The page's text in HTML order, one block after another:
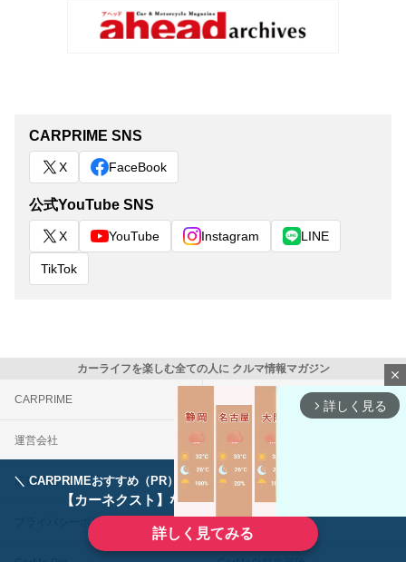
＼ CARPRIMEおすすめ（PR） ／ディーラーで手放すのはもったいない！
【カーネクスト】ならどんなクルマも高価買取
詳しく見てみる
CARPRIME SNS
X FaceBook
公式YouTube SNS
X YouTube Instagram LINE
TikTok
カーライフを楽しむ全ての人に クルマ情報マガジン
CARPRIME
運営会社 お問い合わせ
広告掲載 利用規約
プライバシーポリシー
close
arrow_forward_ios 詳しく見る